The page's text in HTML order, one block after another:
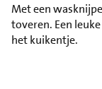
Met een
toveren. Een
het kuikentje.